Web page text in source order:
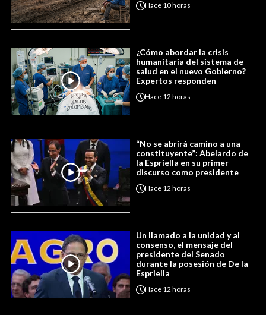
Hace 10 horas
¿Cómo abordar la crisis
humanitaria del sistema de
salud en el nuevo Gobierno?
Expertos responden
Hace 12 horas
“No se abrirá camino a una
constituyente”: Abelardo de
la Espriella en su primer
discurso como presidente
Hace 12 horas
Un llamado a la unidad y al
consenso, el mensaje del
presidente del Senado
durante la posesión de De la
Espriella
Hace 12 horas